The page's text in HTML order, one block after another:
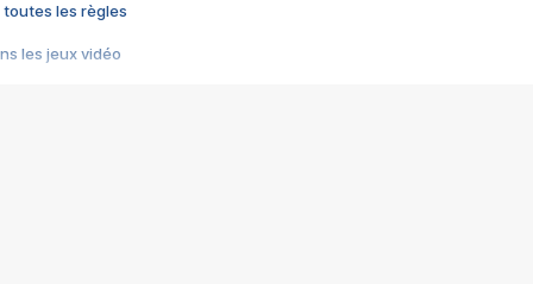
toutes les règles
les jeux vidéo